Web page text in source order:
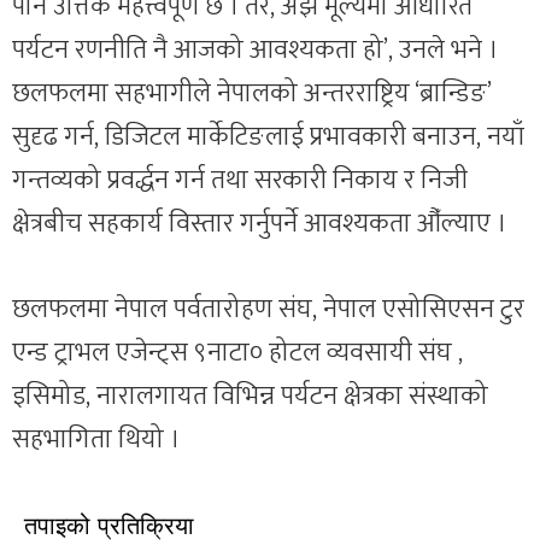
पर्यटन रणनीति नै आजको आवश्यकता हो’, उनले भने ।
छलफलमा सहभागीले नेपालको अन्तरराष्ट्रिय ‘ब्रान्डिङ’
सुदृढ गर्न, डिजिटल मार्केटिङलाई प्रभावकारी बनाउन, नयाँ
गन्तव्यको प्रवर्द्धन गर्न तथा सरकारी निकाय र निजी
क्षेत्रबीच सहकार्य विस्तार गर्नुपर्ने आवश्यकता औँल्याए ।
छलफलमा नेपाल पर्वतारोहण संघ, नेपाल एसोसिएसन टुर
एन्ड ट्राभल एजेन्ट्स ९नाटा० होटल व्यवसायी संघ ,
इसिमोड, नारालगायत विभिन्न पर्यटन क्षेत्रका संस्थाको
सहभागिता थियो ।
तपाइको प्रतिक्रिया